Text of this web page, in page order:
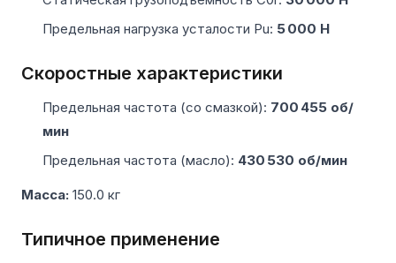
Предельная нагрузка усталости Pu: 5 000 Н
Скоростные характеристики
Предельная частота (со смазкой): 700 455 об/
мин
Предельная частота (масло): 430 530 об/мин
Масса: 150.0 кг
Типичное применение